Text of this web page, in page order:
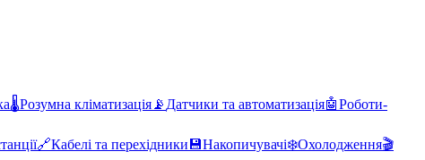
🌡️Розумна кліматизація 📡 Датчики та автоматизація🤖Роботи-
🔗Кабелі та перехідники 💾Накопичувачі❄️Охолодження🎬